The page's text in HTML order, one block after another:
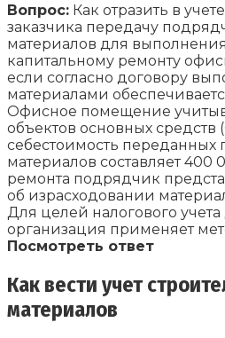
Вопрос: Как отразить в
заказчика передачу
материалов для
капитальному ремонту
если согласно договору
материалами
Офисное помещение
объектов основных средств
себестоимость переданных
материалов составляет 400
ремонта подрядчик
об израсходовании
Для целей налогового
организация применяет
Посмотреть ответ
Как вести учет
материалов